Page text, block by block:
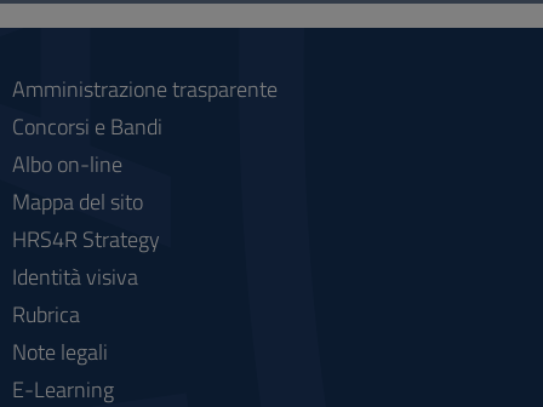
Amministrazione trasparente
Concorsi e Bandi
Albo on-line
Mappa del sito
HRS4R Strategy
Identità visiva
Rubrica
Note legali
E-Learning